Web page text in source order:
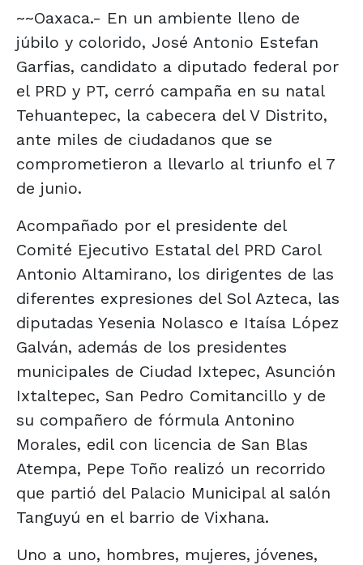
~~Oaxaca.- En un ambiente lleno de
júbilo y colorido, José Antonio Estefan
Garfias, candidato a diputado federal por
el PRD y PT, cerró campaña en su natal
Tehuantepec, la cabecera del V Distrito,
ante miles de ciudadanos que se
comprometieron a llevarlo al triunfo el 7
de junio.
Acompañado por el presidente del
Comité Ejecutivo Estatal del PRD Carol
Antonio Altamirano, los dirigentes de las
diferentes expresiones del Sol Azteca, las
diputadas Yesenia Nolasco e Itaísa López
Galván, además de los presidentes
municipales de Ciudad Ixtepec, Asunción
Ixtaltepec, San Pedro Comitancillo y de
su compañero de fórmula Antonino
Morales, edil con licencia de San Blas
Atempa, Pepe Toño realizó un recorrido
que partió del Palacio Municipal al salón
Tanguyú en el barrio de Vixhana.
Uno a uno, hombres, mujeres, jóvenes,